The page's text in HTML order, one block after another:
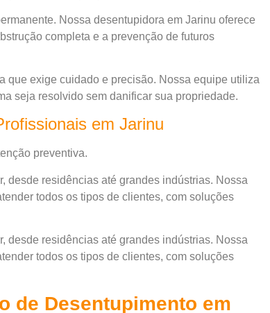
Nossa desentupidora em Jarinu oferece
completa e a prevenção de futuros
que exige cuidado e precisão. Nossa equipe utiliza
seja resolvido sem danificar sua propriedade.
em Jarinu
preventiva.
desde residências até grandes indústrias. Nossa
todos os tipos de clientes, com soluções
desde residências até grandes indústrias. Nossa
todos os tipos de clientes, com soluções
de Desentupimento em